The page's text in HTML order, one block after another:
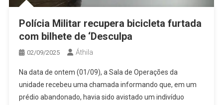
Polícia Militar recupera bicicleta furtada
com bilhete de ‘Desculpa
02/09/2025 Áthila
Na data de ontem (01/09), a Sala de Operações da
unidade recebeu uma chamada informando que, em um
prédio abandonado, havia sido avistado um indivíduo